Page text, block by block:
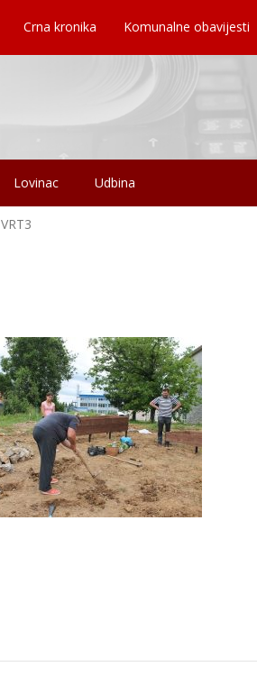
Crna kronika Komunalne obavijesti
Lovinac Udbina
VRT3